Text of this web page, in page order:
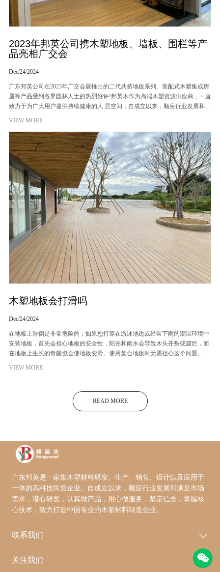
2023年邦英公司携木塑地板、墙板、围栏等产
品亮相广交会
Dec/24/2024
广东邦英公司在2023年广交会展推出的二代共挤地板系列、装配式木塑集成房
屋等产品受到各界园林人土的热烈好评!邦英木作为高端木塑资源供应商，一直
致力于为广大用户提供持续健康的人 居空间，自成立以来，顺应行业发展和满
VIEW MORE
木塑地板会打滑吗
Dec/24/2024
在地板上滑倒是非常危险的，如果您打算在游泳池边或经常下雨的潮湿环境中
安装地板，首先会担心地板的安全性，阳光和雨水会导致木头开裂或腐烂，而
在地板上生长的毒菌也会使地板变滑。使用复合地板时无需担心这个问题。这
高密度塑料和木纤维制成的，硬度比木材高。目前，我们使用的塑料和木材混
合使用的表面与木材的纹理相似，表面更粗糙，进一步提高了防滑性能。 我们
制造的每一块木塑地被都在两面使用不同的表面处理，一侧是光滑的，另一侧
的。霉菌不会在地板上生长，但地板上的花粉、树叶或其他碎屑可能会导致毒
菌，需要注意的是，日常使用中要用肥皂和水定期清洁地板，保持地板清洁。
VIEW MORE
READ MORE
广东邦英是一家集木塑材料研发、生产、销售、设计以及应用于
一体的高科技民营企业。自成立以来，顺应行业发展和满足市场
需求，潜心研发，认真做产品，用心做服务，坚定信念，掌握核
心技术，致力打造中国专业的木塑材料制造企业。
联系我们
关注我们